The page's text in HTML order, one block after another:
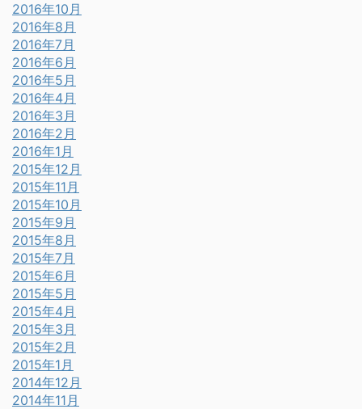
2016年10月
2016年8月
2016年7月
2016年6月
2016年5月
2016年4月
2016年3月
2016年2月
2016年1月
2015年12月
2015年11月
2015年10月
2015年9月
2015年8月
2015年7月
2015年6月
2015年5月
2015年4月
2015年3月
2015年2月
2015年1月
2014年12月
2014年11月